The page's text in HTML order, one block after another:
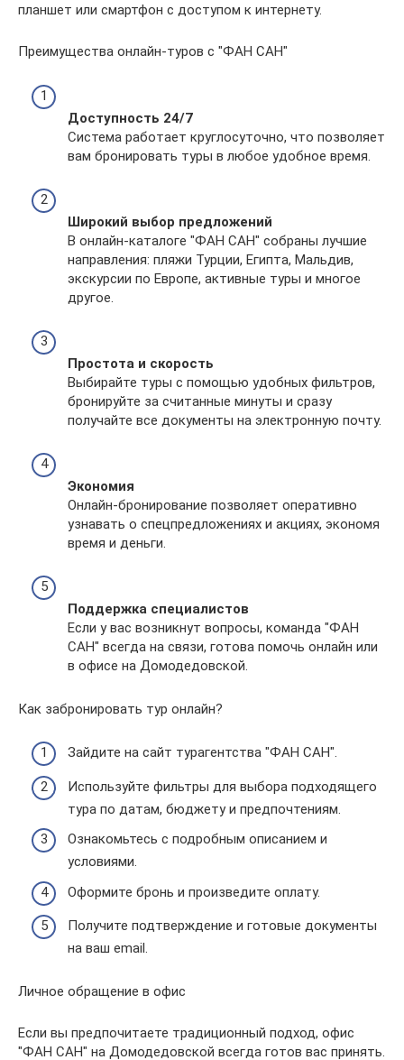
планшет или смартфон с доступом к интернету.
Преимущества онлайн-туров с "ФАН САН"
Доступность 24/7
Система работает круглосуточно, что позволяет
вам бронировать туры в любое удобное время.
Широкий выбор предложений
В онлайн-каталоге "ФАН САН" собраны лучшие
направления: пляжи Турции, Египта, Мальдив,
экскурсии по Европе, активные туры и многое
другое.
Простота и скорость
Выбирайте туры с помощью удобных фильтров,
бронируйте за считанные минуты и сразу
получайте все документы на электронную почту.
Экономия
Онлайн-бронирование позволяет оперативно
узнавать о спецпредложениях и акциях, экономя
время и деньги.
Поддержка специалистов
Если у вас возникнут вопросы, команда "ФАН
САН" всегда на связи, готова помочь онлайн или
в офисе на Домодедовской.
Как забронировать тур онлайн?
Зайдите на сайт турагентства "ФАН САН".
Используйте фильтры для выбора подходящего
тура по датам, бюджету и предпочтениям.
Ознакомьтесь с подробным описанием и
условиями.
Оформите бронь и произведите оплату.
Получите подтверждение и готовые документы
на ваш email.
Личное обращение в офис
Если вы предпочитаете традиционный подход, офис
"ФАН САН" на Домодедовской всегда готов вас принять.